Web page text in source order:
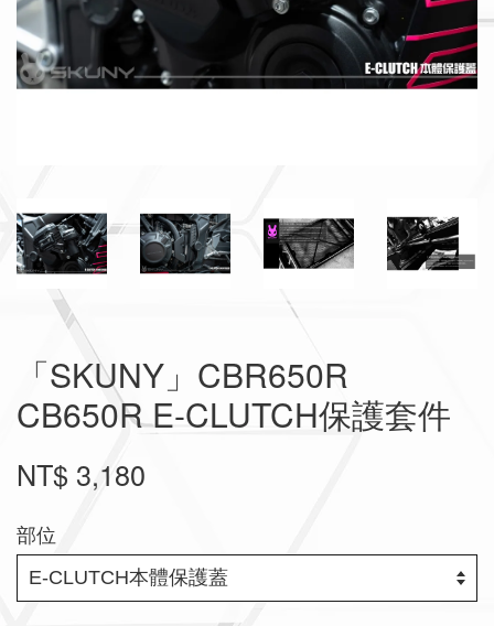
「SKUNY」CBR650R
CB650R E-CLUTCH保護套件
NT$ 3,180
部位